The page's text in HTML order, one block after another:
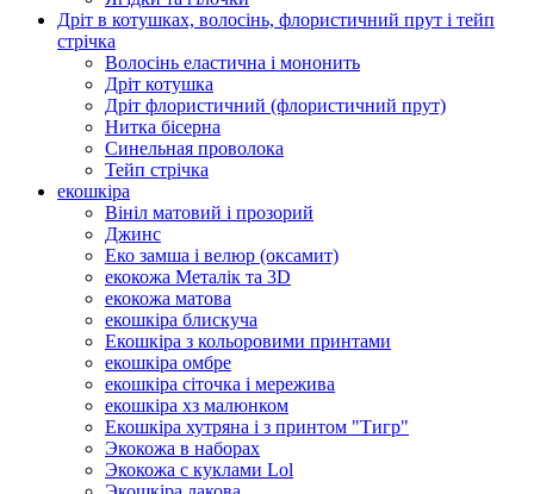
Дріт в котушках, волосінь, флористичний прут і тейп
стрічка
Волосінь еластична і мононить
Дріт котушка
Дріт флористичний (флористичний прут)
Нитка бісерна
Синельная проволока
Тейп стрічка
екошкіра
Вініл матовий і прозорий
Джинс
Еко замша і велюр (оксамит)
екокожа Металік та 3D
екокожа матова
екошкіра блискуча
Екошкіра з кольоровими принтами
екошкіра омбре
екошкіра сіточка і мережива
екошкіра хз малюнком
Екошкіра хутряна і з принтом "Тигр"
Экокожа в наборах
Экокожа с куклами Lol